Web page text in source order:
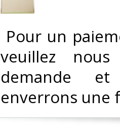
Pour un
veuillez
demande
enverrons une